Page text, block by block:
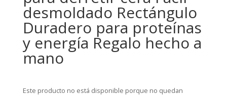
desmoldado Rectángulo
Duradero para proteínas
y energía Regalo hecho a
mano
Este producto no está disponible porque no quedan